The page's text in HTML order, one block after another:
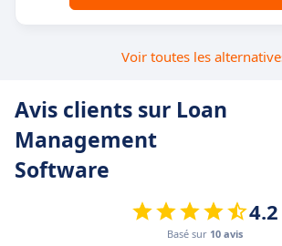
Voir toutes les
Avis clients sur Loan
Management
Software
4.2
Basé sur 10 avis